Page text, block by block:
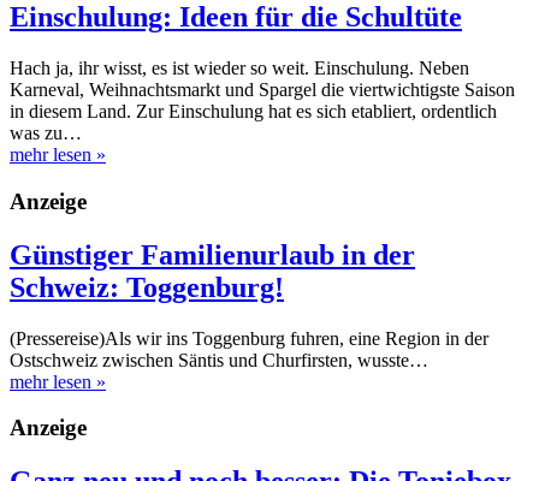
Einschulung: Ideen für die Schultüte
Hach ja, ihr wisst, es ist wieder so weit. Einschulung. Neben
Karneval, Weihnachtsmarkt und Spargel die viertwichtigste Saison
in diesem Land. Zur Einschulung hat es sich etabliert, ordentlich
was zu…
mehr lesen »
Anzeige
Günstiger Familienurlaub in der
Schweiz: Toggenburg!
(Pressereise)Als wir ins Toggenburg fuhren, eine Region in der
Ostschweiz zwischen Säntis und Churfirsten, wusste…
mehr lesen »
Anzeige